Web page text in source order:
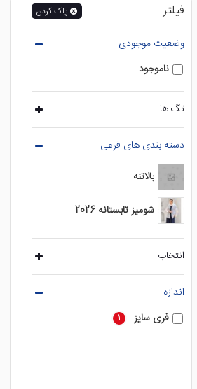
فیلتر پاک کردن
وضعیت موجودی
ناموجود
تگ ها
دسته بندی های فرعی
بالاتنه
شومیز تابستانه 2026
انتخاب
اندازه
فری سایز
1